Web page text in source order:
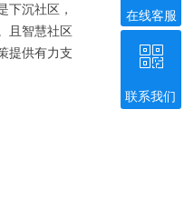
下沉社区，
且智慧社区
提供有力支
在线客服
联系我们
ꀥ
微信二维码